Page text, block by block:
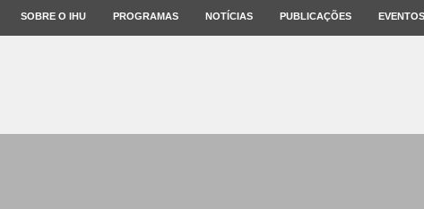
SOBRE O IHU PROGRAMAS NOTÍCIAS PUBLICAÇÕES EVENTOS